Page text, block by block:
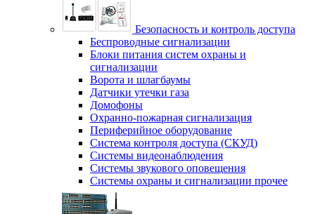
Безопасность и контроль доступа
Беспроводные сигнализации
Блоки питания систем охраны и
сигнализации
Ворота и шлагбаумы
Датчики утечки газа
Домофоны
Охранно-пожарная сигнализация
Периферийное оборудование
Система контроля доступа (СКУД)
Системы видеонаблюдения
Системы звукового оповещения
Системы охраны и сигнализации прочее